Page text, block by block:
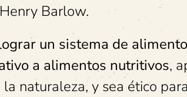
Barlow.
un sistema de
a alimentos nutritivos,
naturaleza, y sea ético